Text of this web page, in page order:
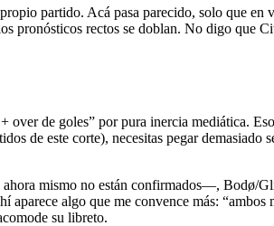
partido. Acá pasa parecido, solo que
pronósticos rectos se doblan. No digo que
de goles” por pura inercia mediática.
de este corte), necesitas pegar demasiado
mismo no están confirmados—, Bodø/
algo que me convence más:
su libreto.